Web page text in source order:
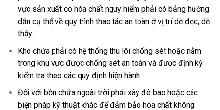
vực sản xuất có hóa chất nguy hiểm phải có bảng hướng
dẫn cụ thể về quy trình thao tác an toàn ở vị trí dễ đọc, dễ
thấy.
Kho chứa phải có hệ thống thu lôi chống sét hoặc nằm
trong khu vực được chống sét an toàn và được định kỳ
kiểm tra theo các quy định hiện hành
Đối với bồn chứa ngoài trời phải xây đê bao hoặc các
biện pháp kỹ thuật khác để đảm bảo hóa chất không